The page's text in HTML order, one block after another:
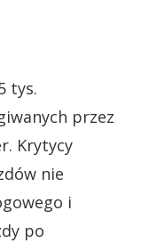
tys.
przez
Krytycy
nie
i
po